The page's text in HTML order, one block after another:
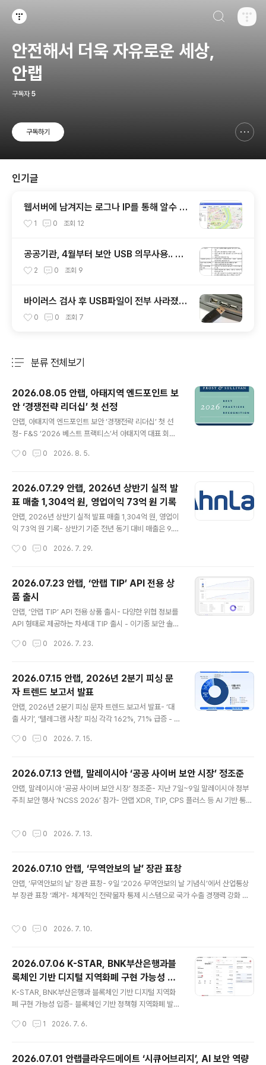
안전해서 더욱 자유로운 세상,
안랩
구독자 5
구독하기
인기글
웹서버에 남겨지는 로그나 IP를 통해 알수 있
는 것들
1 0 조회 12
공공기관, 4월부터 보안 USB 의무사용.. 보
안 USB에 대해 알아봅시다
2 0 조회 9
바이러스 검사 후 USB파일이 전부 사라졌습
니다!!
0 0 조회 7
분류 전체보기
2026.08.05 안랩, 아태지역 엔드포인트 보
안 ‘경쟁전략 리더십’ 첫 선정
안랩, 아태지역 엔드포인트 보안 ‘경쟁전략 리더십’ 첫 선
정- F&S ‘2026 베스트 프랙티스’서 아태지역 대표 회사
아- 2019년부터 매년 ‘한국 엔드포인트 보안 기업’ 선정에
w.ahnlab.com)은 글로벌 시장조사 기관 프로스트 앤드
설리번의 ‘2026 베스트 프랙티스(Best Practices Rec
ognition)’에서 처음으로 아시아·태평양 엔드포인트 보안
부문 ‘경쟁전략 리더십(Competitive Strategy Leade
rship)’ 자격을 얻게 됐다고 5일 밝혔다. 지난 2019년부
기업’에 선정된 데 이어, ..
0 0 2026. 8. 5.
2026.07.29 안랩, 2026년 상반기 실적 발
표 매출 1,304억 원, 영업이익 73억 원 기록
안랩, 2026년 상반기 실적 발표 매출 1,304억 원, 영업이
익 73억 원 기록- 상반기 기준 전년 동기 대비 매출은 9.
4.5%), 영업이익 54억 원(↑55.6%)- 해외 매출 전년비
합보안 기업 안랩(대표 강석균, www.ahnlab.com )은 2
9일, 2026년 상반기 연결기준 매출 1,304억 원, 영업이
익 73억 원(별도기준 상반기 매출 1,167억 원, 영업이익 1
25억 원)을 기록했다고 잠정 실적을 공시했다. 이는 전년
동기(2025년 상반기) 대비 연결기준 매출은 109억 원(9.
기준으로는 전년..
0 0 2026. 7. 29.
2026.07.23 안랩, ‘안랩 TIP’ API 전용 상
품 출시
안랩, ‘안랩 TIP’ API 전용 상품 출시- 다양한 위협 정보를
API 형태로 제공하는 차세대 TIP 출시 - 이기종 보안 솔루
TIP 스타터’ 동시 출시로 합리적 비용의 TIP 체험 기회 제
리케이션 프로그래밍 인터페이스(API) 형태로 제공하는
‘AhnLab TIP API(안랩 TIP API)’를 출시했다고 23일
밝혔다. 위협 인텔리전스를 다양한 보안 솔루션에 연동하
려는 고객 수요가 증가함에 따라, 기존 포털 서비스와 함께
는 안랩이 수집·분석한..
0 0 2026. 7. 23.
2026.07.15 안랩, 2026년 2분기 피싱 문
자 트렌드 보고서 발표
안랩, 2026년 2분기 피싱 문자 트렌드 보고서 발표- ‘대
출 사기’, ‘텔레그램 사칭’ 피싱 각각 162%, 71% 급증 - 은
유인·URL 클릭 유도하는 문자 경계 필요“모바일 메신저로
주의하세요.”글로벌 통합 보안 기업 안랩(대표 강석균, ww
w.ahnlab.com)이 2026년 4월부터 6월까지 에이전틱
AI 보안 플랫폼 ‘안랩 AI 플러스(AhnLab AI PLUS)’를 기
반으로 다양한 피싱 문자를 탐지·분석한 결과를 담은 ‘202
발생한 피싱 문자 공격 유형은..
0 0 2026. 7. 15.
2026.07.13 안랩, 말레이시아 ‘공공 사이버 보안 시장’ 정조준
안랩, 말레이시아 ‘공공 사이버 보안 시장’ 정조준- 지난 7일~9일 말레이시아 정부
주최 보안 행사 ‘NCSS 2026’ 참가- 안랩 XDR, TIP, CPS 플러스 등 AI 기반 통합
일부터 9일까지 3일간 말레이시아 푸트라자야 국제 컨벤션 센터에서 열린 사이버
지난 6월 일본 ‘인터롭 도쿄 2026’에 이어, 5월 대만 ‘사..
0 0 2026. 7. 13.
2026.07.10 안랩, ‘무역안보의 날’ 장관 표창
안랩, ‘무역안보의 날’ 장관 표창- 9일 ‘2026 무역안보의 날 기념식’에서 산업통상
부 장관 표창 ‘쾌거’- 체계적인 전략물자 통제 시스템으로 국가 수출 경쟁력 강화 기
한상공회의소에서 열린 ‘2026 무역안보의 날 기념식’에서 전략물자 수출관리 단체
무역안보의 날 기념식에서 전략물자의 안정적 관리와 수출관리 제도 이행 확산에 기
여한 단체와 개인을 선정해 장관 표창을 수여하고 있다. 전략물자란 국가안보와 국제
평화를 위해 수출입이 통제되는 물품이..
0 0 2026. 7. 10.
2026.07.06 K-STAR, BNK부산은행과블
록체인 기반 디지털 지역화폐 구현 가능성 입
증
K-STAR, BNK부산은행과 블록체인 기반 디지털 지역화
폐 구현 가능성 입증- 블록체인 기반 정책형 지역화폐 발행
트서 성공률 100%·1초 이내 처리 성능- 원화 스테이블코
통합보안 기업 안랩의 블록체인 전문 자회사 안랩블록체인
0 1 2026. 7. 6.
2026.07.01 안랩클라우드메이트 ‘시큐어브리지’, AI 보안 역량